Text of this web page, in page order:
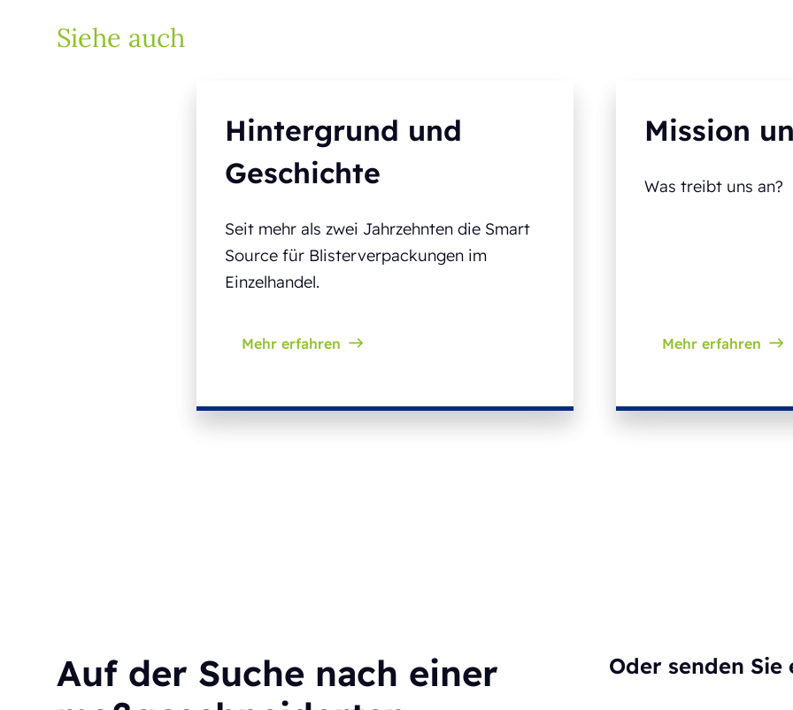
Siehe auch
Hintergrund und
Geschichte
Seit mehr als zwei Jahrzehnten die Smart
Source für Blisterverpackungen im
Einzelhandel.
Mehr erfahren
Mission
Was treibt uns an?
Mehr erfahren
Auf der Suche nach einer
Oder senden